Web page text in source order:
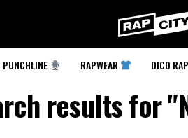
RapCity
PUNCHLINE RAPWEAR DICO RAP
results for